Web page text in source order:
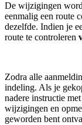
De wijzigingen
eenmalig een route
dezelfde. Indien je
route te controleren
Zodra alle
indeling. Als je
nadere instructie
wijzigingen en
geworden bent